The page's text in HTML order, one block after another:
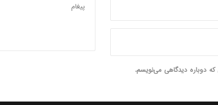
دوباره دیدگاهی می‌نویسم.